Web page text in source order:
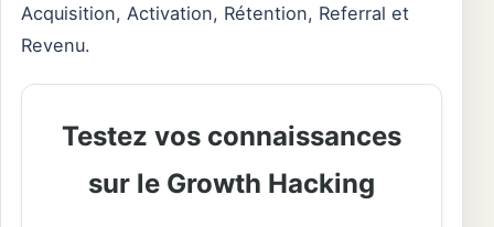
Acquisition, Activation, Rétention, Referral et
Revenu.
Testez vos connaissances
sur le Growth Hacking